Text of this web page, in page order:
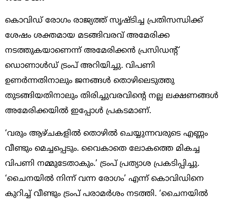
കൊവിഡ് രോഗം രാജ്യത്ത് സൃഷ്ടിച്ച പ്രതിസന്ധിക്ക്
ശേഷം ശക്തമായ മടങ്ങിവരവ് അമേരിക്ക
നടത്തുകയാണെന്ന് അമേരിക്കന്‍ പ്രസിഡന്‍റ്
ഡൊണാള്‍ഡ് ട്രംപ് അറിയിച്ചു. വിപണി
ഉണര്‍ന്നതിനാലും ജനങ്ങള്‍ തൊഴിലെടുത്തു
തുടങ്ങിയതിനാലും തിരിച്ചുവരവിന്‍റെ നല്ല ലക്ഷണങ്ങള്‍
അമേരിക്കയില്‍ ഇപ്പോള്‍ പ്രകടമാണ്.
‘വരും ആഴ്ചകളില്‍ തൊഴില്‍ ചെയ്യുന്നവരുടെ എണ്ണം
വീണ്ടും മെച്ചപ്പെടും. വൈകാതെ ലോകത്തെ മികച്ച
വിപണി നമ്മുടേതാകും.’ ട്രംപ് പ്രത്യാശ പ്രകടിപ്പിച്ചു.
‘ചൈനയില്‍ നിന്ന് വന്ന രോഗം’ എന്ന് കൊവിഡിനെ
കുറിച്ച്‌ വീണ്ടും ട്രംപ് പരാമര്‍ശം നടത്തി. ‘ചൈനയില്‍